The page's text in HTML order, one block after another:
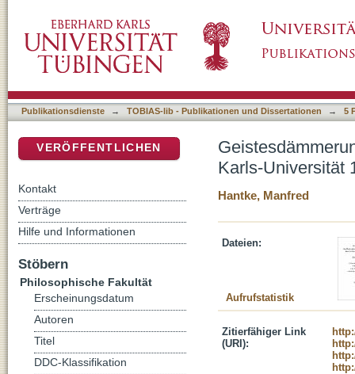
Publikationsdienste → TOBIAS-lib - Publikationen und Dissertationen → 5
Karls-Universität
Hantke, Manfred
Dateien:
Aufrufstatistik
Zitierfähiger Link
(URI):
VERÖFFENTLICHEN
Kontakt
Verträge
Hilfe und Informationen
Stöbern
Philosophische Fakultät
Erscheinungsdatum
Autoren
Titel
DDC-Klassifikation